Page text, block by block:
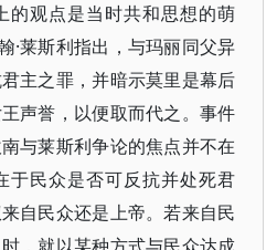
的观点是当时共和思想的萌
·莱斯利指出，与玛丽同父异
主之罪，并暗示莫里是幕后
声誉，以便取而代之。事件
与莱斯利争论的焦点并不在
于民众是否可反抗并处死君
自民众还是上帝。若来自民